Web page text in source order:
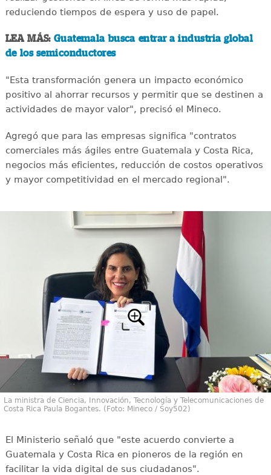
reduciendo tiempos de espera y uso de papel.
LEA MÁS: Guatemala busca entrar a industria global
de los semiconductores
"Esta transformación genera un impacto económico
positivo al ahorrar recursos y permitir que se destinen a
actividades de mayor valor", precisó el Mineco.
Agregó que para las empresas significa "contratos
comerciales más ágiles entre Guatemala y Costa Rica,
negocios más eficientes, reducción de costos operativos
y mayor competitividad en el mercado regional".
La ministra de Ciencia, Innovación, Tecnología y Telecomunicaciones de
Costa Rica Paula Bogantes. (Foto: Mineco / Soy502)
El Ministerio señaló que "este acuerdo convierte a
Guatemala y Costa Rica en pioneros de la región en
facilitar la vida digital de sus ciudadanos".